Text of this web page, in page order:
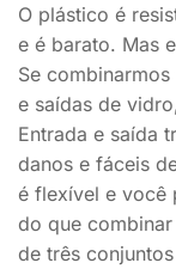
O plástico é
e é barato. Mas
Se
e saídas de
Entrada e saída
danos e fáceis
é flexível e você
do que
de três